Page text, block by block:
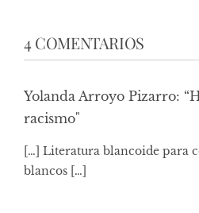
4 COMENTARIOS
Yolanda Arroyo Pizarro:
racismo"
[…] Literatura blancoide para
blancos […]